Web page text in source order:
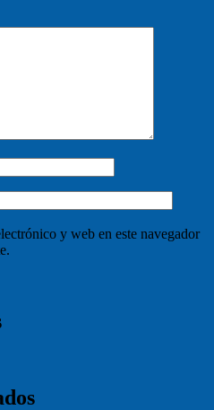
y web en este navegador